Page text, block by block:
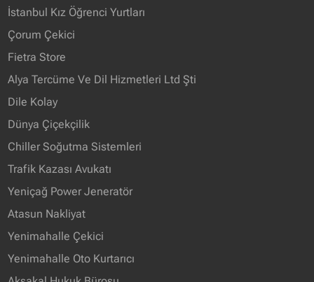
İstanbul Kız Öğrenci Yurtları
Çorum Çekici
Fietra Store
Alya Tercüme Ve Dil Hizmetleri Ltd Şti
Dile Kolay
Dünya Çiçekçilik
Chiller Soğutma Sistemleri
Trafik Kazası Avukatı
Yeniçağ Power Jeneratör
Atasun Nakliyat
Yenimahalle Çekici
Yenimahalle Oto Kurtarıcı